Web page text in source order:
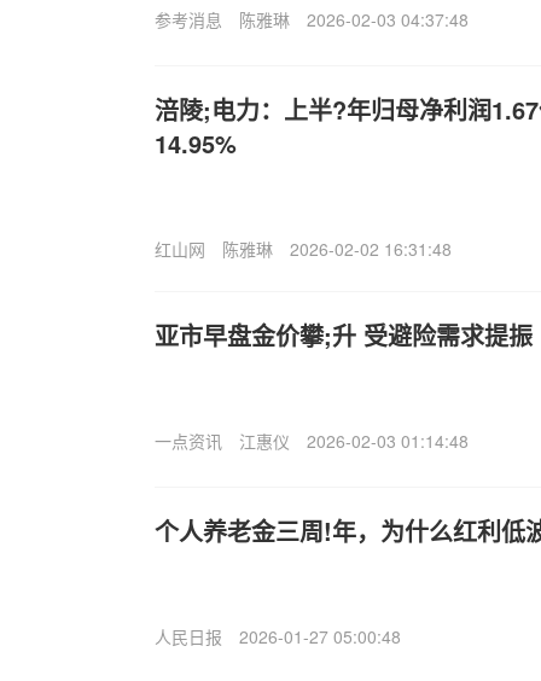
参考消息 陈雅琳 2026-02-03 04:37:48
涪陵;电力：上半?年归母净利润
14.95%
红山网 陈雅琳 2026-02-02 16:31:48
亚市早盘金价攀;升 受避险需求提振
一点资讯 江惠仪 2026-02-03 01:14:48
个人养老金三周!年，为什么红利低
人民日报 2026-01-27 05:00:48